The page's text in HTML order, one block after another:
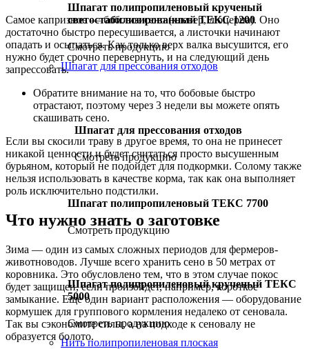
Шпагат полипропиленовый крученый
светостабилизированный ТЕКС 1200
Смотреть продукцию
Шпагат для прессования отходов
Шпагат для прессования отходов
Смотреть продукцию
Шпагат полипропиленовый ТЕКС 7700
Смотреть продукцию
Шпагат полипропиленовый крученый ТЕКС
5000
Смотреть продукцию
Нить полипропиленовая плоская
Самое капризное — бобовое сено (клевер, люцерна). Оно
достаточно быстро пересушивается, а листочки начинают
опадать и осыпаться. Как только верх валка высушится, его
нужно будет срочно перевернуть, и на следующий день
запрессовать.
Обратите внимание на то, что бобовые быстро
отрастают, поэтому через 3 недели вы можете опять
скашивать сено.
Если вы скосили траву в другое время, то она не принесет
никакой ценности и будет считаться просто высушенным
бурьяном, который не подойдет для подкормки. Солому также
нельзя использовать в качестве корма, так как она выполняет
роль исключительно подстилки.
Что нужно знать о заготовке
Зима — один из самых сложных периодов для фермеров-
животноводов. Лучше всего хранить сено в 50 метрах от
коровника. Это обусловлено тем, что в этом случае покос
будет защищен, если произойдет, например, короткое
замыкание. Еще один вариант расположения — оборудование
кормушек для группового кормления недалеко от сеновала.
Так вы сэкономите силы, а на подходе к сеновалу не
образуется болото.